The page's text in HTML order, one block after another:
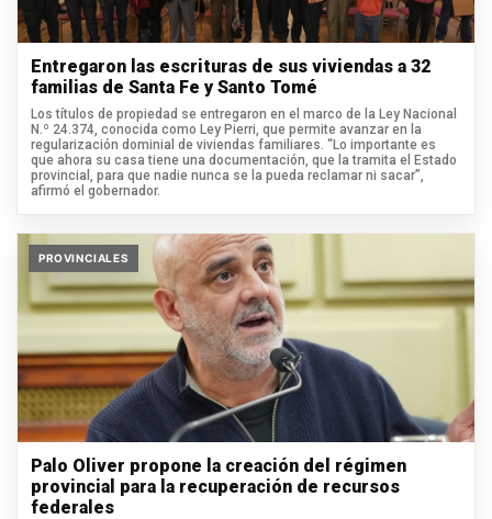
Entregaron las escrituras de sus viviendas a 32
familias de Santa Fe y Santo Tomé
Los títulos de propiedad se entregaron en el marco de la Ley Nacional
N.º 24.374, conocida como Ley Pierri, que permite avanzar en la
regularización dominial de viviendas familiares. “Lo importante es
que ahora su casa tiene una documentación, que la tramita el Estado
provincial, para que nadie nunca se la pueda reclamar ni sacar”,
afirmó el gobernador.
PROVINCIALES
Palo Oliver propone la creación del régimen
provincial para la recuperación de recursos
federales